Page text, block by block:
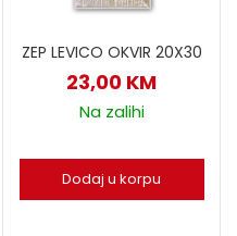
ZEP LEVICO OKVIR 20X30
23,00 KM
Na zalihi
Dodaj u korpu